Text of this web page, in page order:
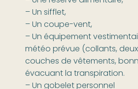
– Un sifflet,
– Un coupe-vent,
– Un équipement
météo prévue (collants,
couches de vêtements,
évacuant la transpiration.
– Un gobelet personnel